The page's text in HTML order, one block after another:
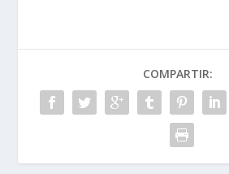
COMPARTIR: